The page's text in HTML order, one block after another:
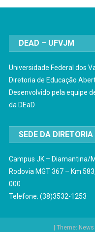
DEAD – UFVJM
Universidade Federal dos
Diretoria de Educação
Desenvolvido pela equipe
da DEaD
SEDE DA DIRETORIA
Campus JK – Diamantina/
Rodovia MGT 367 – Km
000
Telefone: (38)3532-1253
Theme: News